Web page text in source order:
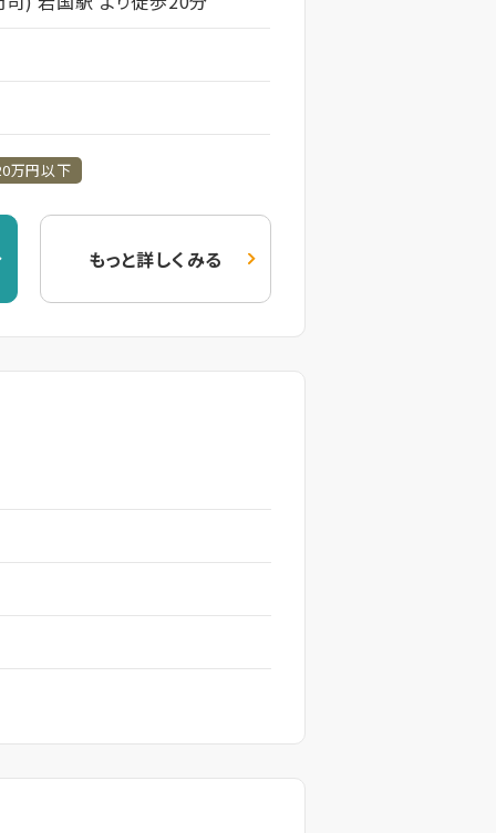
万円以下
もっと詳しくみる